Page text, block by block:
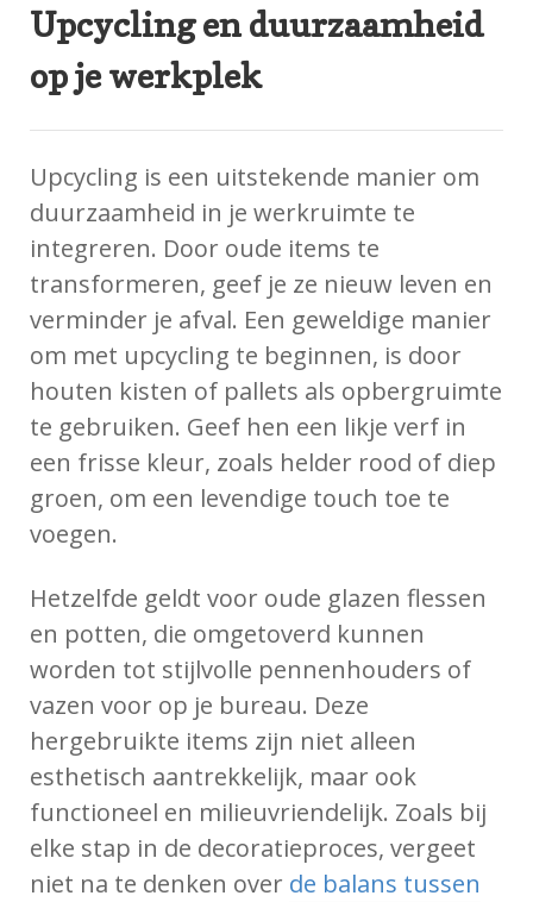
Upcycling en duurzaamheid
op je werkplek
Upcycling is een uitstekende manier om
duurzaamheid in je werkruimte te
integreren. Door oude items te
transformeren, geef je ze nieuw leven en
verminder je afval. Een geweldige manier
om met upcycling te beginnen, is door
houten kisten of pallets als opbergruimte
te gebruiken. Geef hen een likje verf in
een frisse kleur, zoals helder rood of diep
groen, om een levendige touch toe te
voegen.
Hetzelfde geldt voor oude glazen flessen
en potten, die omgetoverd kunnen
worden tot stijlvolle pennenhouders of
vazen voor op je bureau. Deze
hergebruikte items zijn niet alleen
esthetisch aantrekkelijk, maar ook
functioneel en milieuvriendelijk. Zoals bij
elke stap in de decoratieproces, vergeet
niet na te denken over de balans tussen